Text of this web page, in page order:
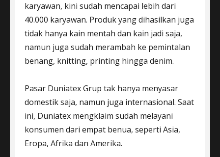
karyawan, kini sudah mencapai lebih dari
40.000 karyawan. Produk yang dihasilkan juga
tidak hanya kain mentah dan kain jadi saja,
namun juga sudah merambah ke pemintalan
benang, knitting, printing hingga denim.
Pasar Duniatex Grup tak hanya menyasar
domestik saja, namun juga internasional. Saat
ini, Duniatex mengklaim sudah melayani
konsumen dari empat benua, seperti Asia,
Eropa, Afrika dan Amerika.